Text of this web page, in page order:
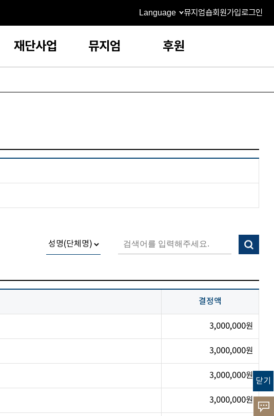
Language 뮤지엄숍회원가입로그인
재단사업 뮤지엄 후원
닫기
고객
결정액
3,000,000원
3,000,000원
3,000,000원
3,000,000원